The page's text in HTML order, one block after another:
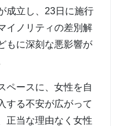
成立し、23日に施行
イノリティの差別解
もに深刻な悪影響が
ペースに、女性を自
する不安が広がって
正当な理由なく女性